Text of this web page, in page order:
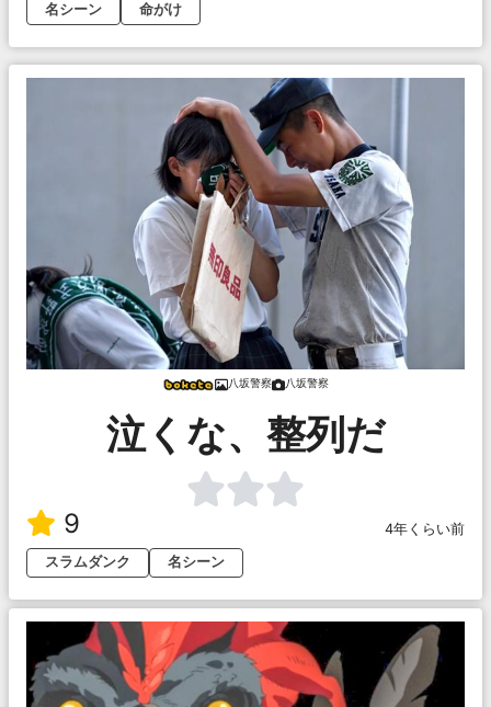
名シーン
命がけ
八坂警察 八坂警察
泣くな、整列だ
9
4年くらい前
スラムダンク
名シーン